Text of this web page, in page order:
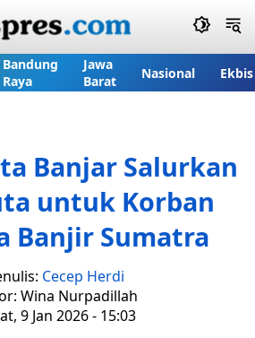
Bandung
Raya
Jawa
Barat
Nasional Ekbis
Banjar Salurkan
untuk Korban
Banjir Sumatra
Cecep Herdi
Wina Nurpadillah
9 Jan 2026 - 15:03